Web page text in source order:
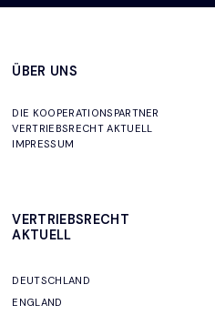
ÜBER UNS
DIE KOOPERATIONSPARTNER
VERTRIEBSRECHT AKTUELL
IMPRESSUM
VERTRIEBSRECHT
AKTUELL
DEUTSCHLAND
ENGLAND